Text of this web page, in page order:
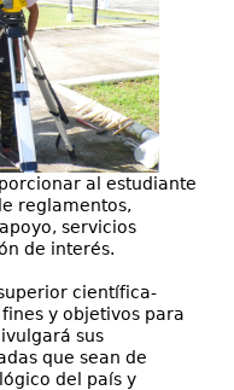
al estudiante
reglamentos,
servicios
de interés.
científica-
y objetivos para
sus
que sean de
del país y